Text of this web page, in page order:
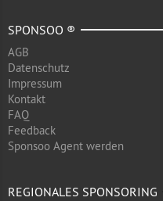
SPONSOO ®
AGB
Datenschutz
Impressum
Kontakt
FAQ
Feedback
Sponsoo Agent werden
REGIONALES SPONSORING